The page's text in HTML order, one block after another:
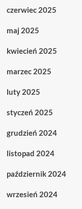
czerwiec 2025
maj 2025
kwiecień 2025
marzec 2025
luty 2025
styczeń 2025
grudzień 2024
listopad 2024
październik 2024
wrzesień 2024